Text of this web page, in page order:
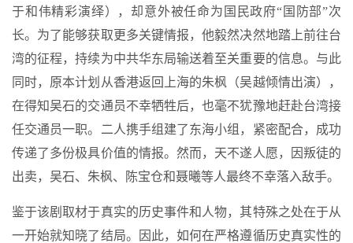
于和伟精彩演绎），却意外被任命为国民政府“国防部”次
长。为了能够获取更多关键情报，他毅然决然地踏上前往台
湾的征程，持续为中共华东局输送着至关重要的信息。与此
同时，原本计划从香港返回上海的朱枫（吴越倾情出演），
在得知吴石的交通员不幸牺牲后，也毫不犹豫地赶赴台湾接
任交通员一职。二人携手组建了东海小组，紧密配合，成功
传递了多份极具价值的情报。然而，天不遂人愿，因叛徒的
出卖，吴石、朱枫、陈宝仓和聂曦等人最终不幸落入敌手。
鉴于该剧取材于真实的历史事件和人物，其特殊之处在于从
一开始就知晓了结局。因此，如何在严格遵循历史真实性的